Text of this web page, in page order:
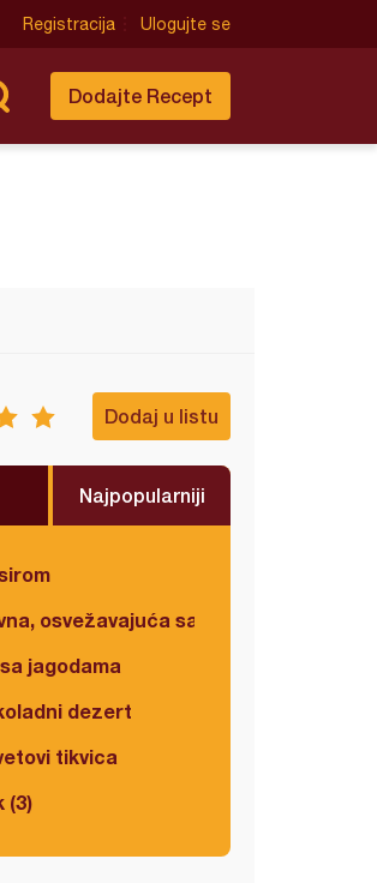
Registracija Ulogujte se
Dodajte Recept
Dodaj u listu
Najpopularniji
osvežavajuća salata
jagodama
dezert
tikvica
(3)